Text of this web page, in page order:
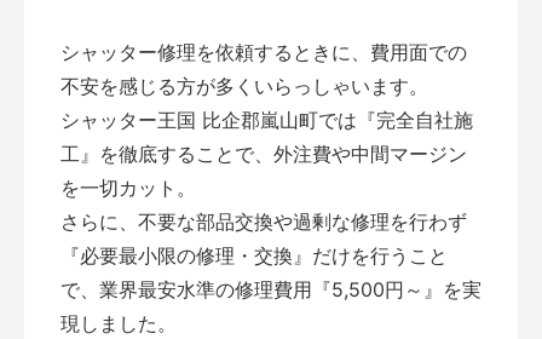
シャッター修理を依頼するときに、費用面での
不安を感じる方が多くいらっしゃいます。
シャッター王国 比企郡嵐山町では『完全自社施
工』を徹底することで、外注費や中間マージン
を一切カット。
さらに、不要な部品交換や過剰な修理を行わず
『必要最小限の修理・交換』だけを行うこと
で、業界最安水準の修理費用『5,500円～』を実
現しました。